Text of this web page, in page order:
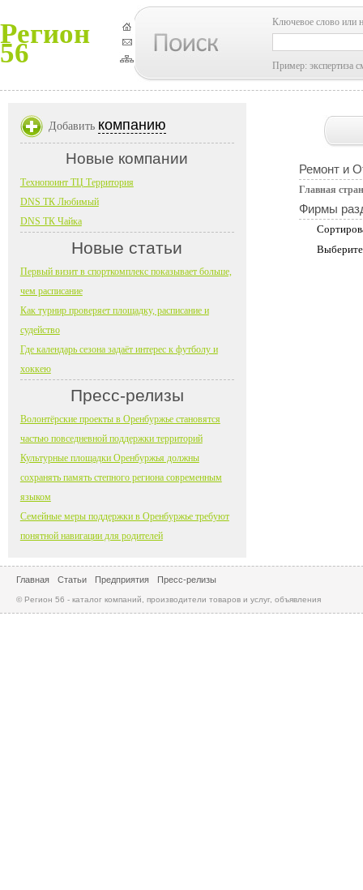
Регион
56
Ключевое слово или
Пример: экспертиза
Ремонт и
Главная
Фирмы
Добавить компанию
Новые компании
Технопоинт ТЦ Территория
DNS ТК Любимый
DNS ТК Чайка
Новые статьи
Первый визит в спорткомплекс показывает больше,
чем расписание
Как турнир проверяет площадку, расписание и
судейство
Где календарь сезона задаёт интерес к футболу и
хоккею
Пресс-релизы
Волонтёрские проекты в Оренбуржье становятся
частью повседневной поддержки территорий
Культурные площадки Оренбуржья должны
сохранять память степного региона современным
языком
Семейные меры поддержки в Оренбуржье требуют
понятной навигации для родителей
Главная Статьи Предприятия Пресс-релизы
© Регион 56 - каталог компаний, производители товаров и услуг, объявления